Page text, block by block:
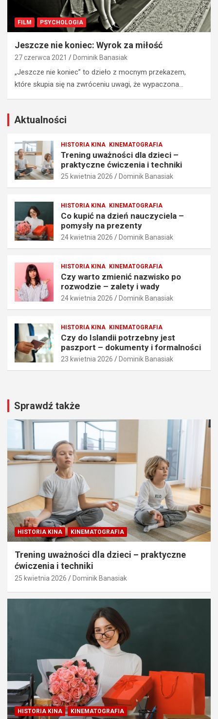
FILM PSYCHOLOGIA
Jeszcze nie koniec: Wyrok za miłość
27 czerwca 2021 Dominik Banasiak
„Jeszcze nie koniec” to dzieło z mocnym przekazem,
które skupia się na zwróceniu uwagi, że wypaczona…
Aktualności
HISTORIA KINA KINEMATOGRAFIA
Trening uważności dla dzieci –
praktyczne ćwiczenia i techniki
25 kwietnia 2026 Dominik Banasiak
HISTORIA KINA KINEMATOGRAFIA
Co kupić na dzień nauczyciela –
pomysły na prezenty
24 kwietnia 2026 Dominik Banasiak
HISTORIA KINA KINEMATOGRAFIA
Czy warto zmienić nazwisko po
rozwodzie – zalety i wady
24 kwietnia 2026 Dominik Banasiak
HISTORIA KINA KINEMATOGRAFIA
Czy do Islandii potrzebny jest
paszport – dokumenty i formalności
23 kwietnia 2026 Dominik Banasiak
c
p
k
y
z
e
ć
w
c
z
e
a
t
e
n
25
kwietnia
2026
Dominik
Banasiak
e
ń
a
u
z
y
c
e
a
–
p
o
m
y
s
y
n
a
p
e
n
y
24
kwietnia
2026
Dominik
Banasiak
Sprawdź także
HISTORIA KINA KINEMATOGRAFIA
Trening uważności dla dzieci – praktyczne
ćwiczenia i techniki
25 kwietnia 2026 Dominik Banasiak
HISTORIA KINA KINEMATOGRAFIA